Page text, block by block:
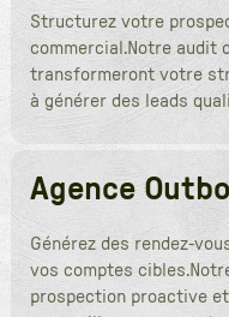
Structurez votre
commercial.Notre audit
transformeront votre
à générer des leads
Agence
Générez des rendez-
vos comptes
prospection proactive